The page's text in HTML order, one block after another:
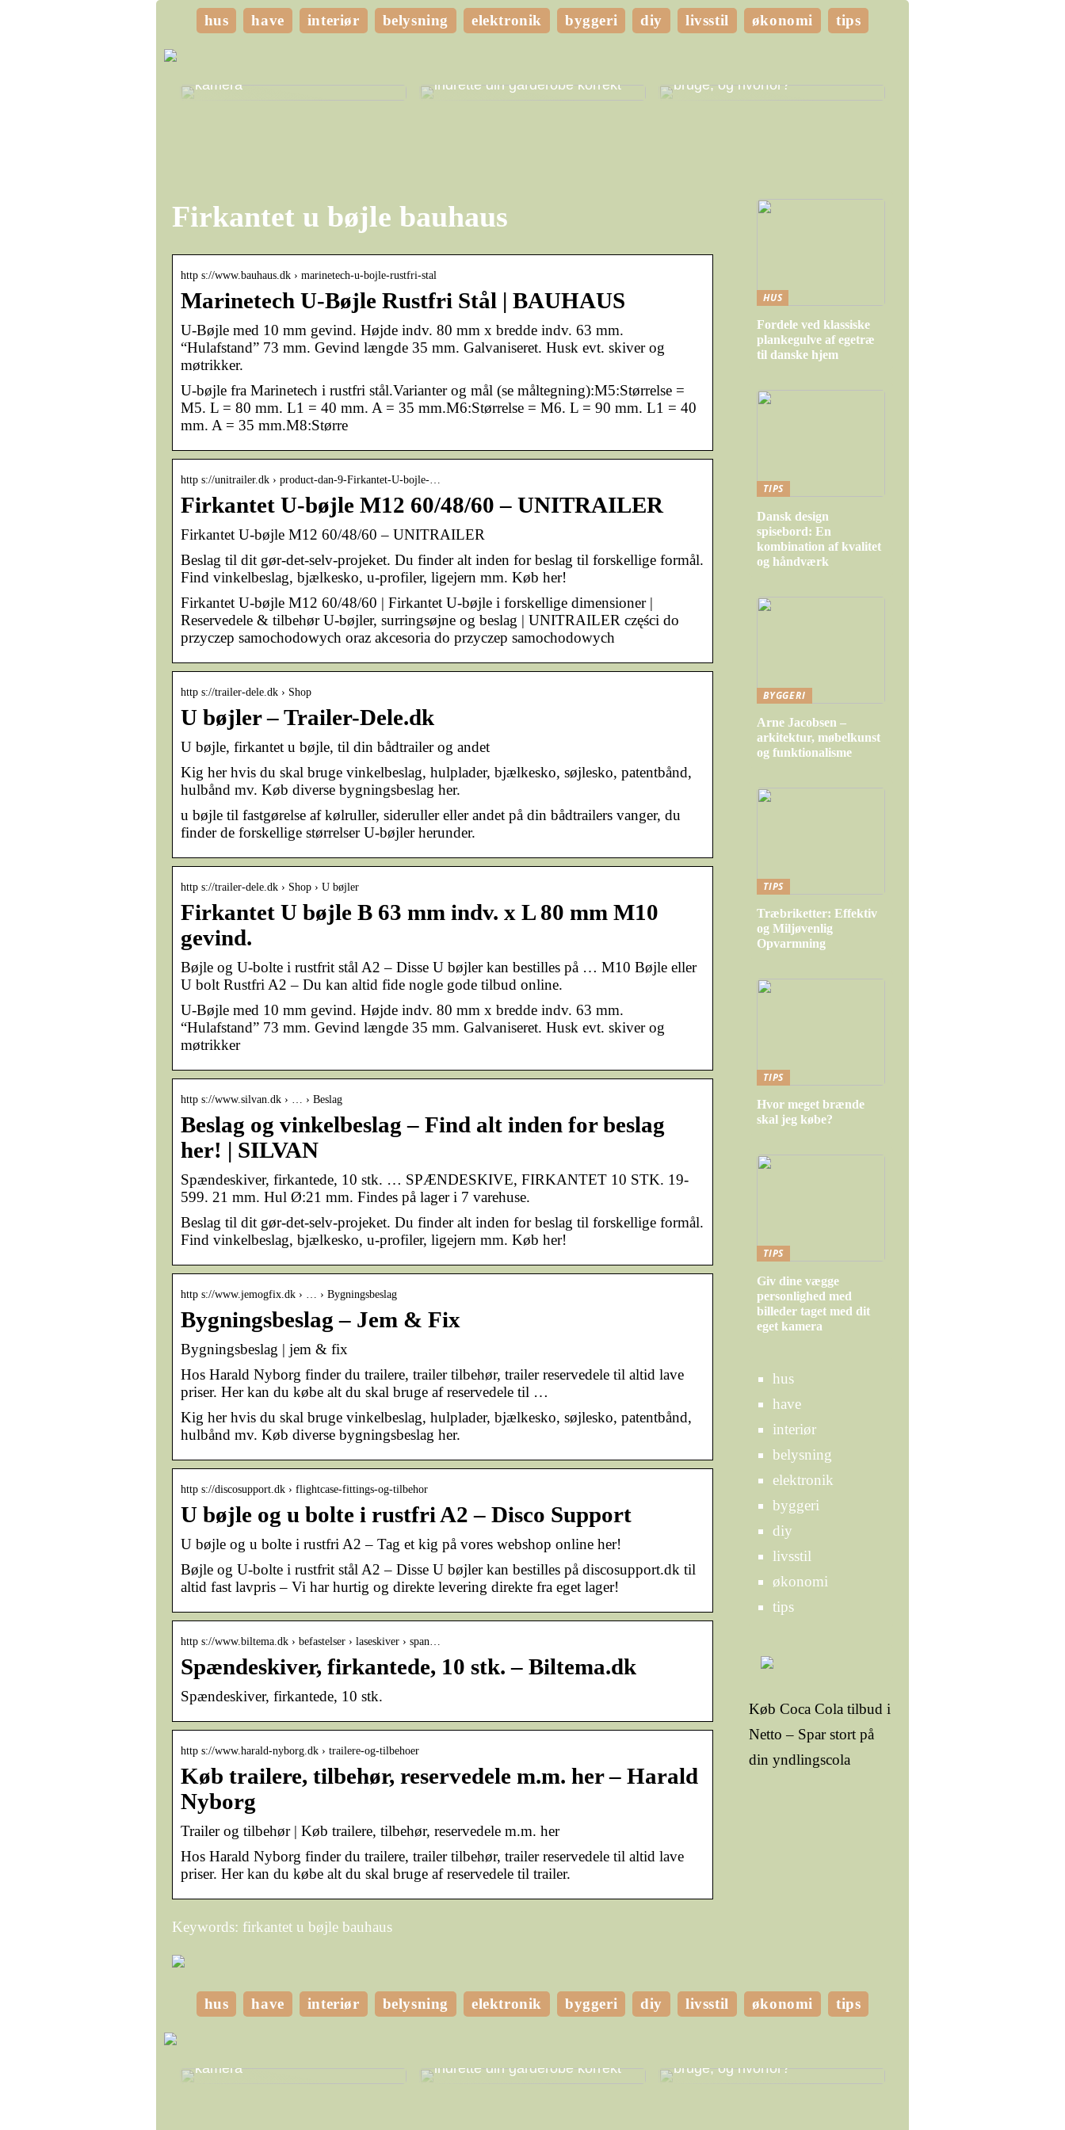
hus have interiør belysning elektronik byggeri diy livsstil økonomi tips
kamera
indrette din garderobe korrekt
bruge, og hvorfor?
Firkantet u bøjle bauhaus
http s://www.bauhaus.dk › marinetech-u-bojle-rustfri-stal
Marinetech U-Bøjle Rustfri Stål | BAUHAUS
U-Bøjle med 10 mm gevind. Højde indv. 80 mm x bredde indv. 63 mm.
“Hulafstand” 73 mm. Gevind længde 35 mm. Galvaniseret. Husk evt. skiver og
møtrikker.
U-bøjle fra Marinetech i rustfri stål.Varianter og mål (se måltegning):M5:Størrelse =
M5. L = 80 mm. L1 = 40 mm. A = 35 mm.M6:Størrelse = M6. L = 90 mm. L1 = 40
mm. A = 35 mm.M8:Større
http s://unitrailer.dk › product-dan-9-Firkantet-U-bojle-…
Firkantet U-bøjle M12 60/48/60 – UNITRAILER
Firkantet U-bøjle M12 60/48/60 – UNITRAILER
Beslag til dit gør-det-selv-projeket. Du finder alt inden for beslag til forskellige formål.
Find vinkelbeslag, bjælkesko, u-profiler, ligejern mm. Køb her!
Firkantet U-bøjle M12 60/48/60 | Firkantet U-bøjle i forskellige dimensioner |
Reservedele & tilbehør U-bøjler, surringsøjne og beslag | UNITRAILER części do
przyczep samochodowych oraz akcesoria do przyczep samochodowych
http s://trailer-dele.dk › Shop
U bøjler – Trailer-Dele.dk
U bøjle, firkantet u bøjle, til din bådtrailer og andet
Kig her hvis du skal bruge vinkelbeslag, hulplader, bjælkesko, søjlesko, patentbånd,
hulbånd mv. Køb diverse bygningsbeslag her.
u bøjle til fastgørelse af kølruller, sideruller eller andet på din bådtrailers vanger, du
finder de forskellige størrelser U-bøjler herunder.
http s://trailer-dele.dk › Shop › U bøjler
Firkantet U bøjle B 63 mm indv. x L 80 mm M10
gevind.
Bøjle og U-bolte i rustfrit stål A2 – Disse U bøjler kan bestilles på … M10 Bøjle eller
U bolt Rustfri A2 – Du kan altid fide nogle gode tilbud online.
U-Bøjle med 10 mm gevind. Højde indv. 80 mm x bredde indv. 63 mm.
“Hulafstand” 73 mm. Gevind længde 35 mm. Galvaniseret. Husk evt. skiver og
møtrikker
http s://www.silvan.dk › … › Beslag
Beslag og vinkelbeslag – Find alt inden for beslag
her! | SILVAN
Spændeskiver, firkantede, 10 stk. … SPÆNDESKIVE, FIRKANTET 10 STK. 19-
599. 21 mm. Hul Ø:21 mm. Findes på lager i 7 varehuse.
Beslag til dit gør-det-selv-projeket. Du finder alt inden for beslag til forskellige formål.
Find vinkelbeslag, bjælkesko, u-profiler, ligejern mm. Køb her!
http s://www.jemogfix.dk › … › Bygningsbeslag
Bygningsbeslag – Jem & Fix
Bygningsbeslag | jem & fix
Hos Harald Nyborg finder du trailere, trailer tilbehør, trailer reservedele til altid lave
priser. Her kan du købe alt du skal bruge af reservedele til …
Kig her hvis du skal bruge vinkelbeslag, hulplader, bjælkesko, søjlesko, patentbånd,
hulbånd mv. Køb diverse bygningsbeslag her.
http s://discosupport.dk › flightcase-fittings-og-tilbehor
U bøjle og u bolte i rustfri A2 – Disco Support
U bøjle og u bolte i rustfri A2 – Tag et kig på vores webshop online her!
Bøjle og U-bolte i rustfrit stål A2 – Disse U bøjler kan bestilles på discosupport.dk til
altid fast lavpris – Vi har hurtig og direkte levering direkte fra eget lager!
http s://www.biltema.dk › befastelser › laseskiver › span…
Spændeskiver, firkantede, 10 stk. – Biltema.dk
Spændeskiver, firkantede, 10 stk.
http s://www.harald-nyborg.dk › trailere-og-tilbehoer
Køb trailere, tilbehør, reservedele m.m. her – Harald
Nyborg
Trailer og tilbehør | Køb trailere, tilbehør, reservedele m.m. her
Hos Harald Nyborg finder du trailere, trailer tilbehør, trailer reservedele til altid lave
priser. Her kan du købe alt du skal bruge af reservedele til trailer.
Keywords: firkantet u bøjle bauhaus
HUS
Fordele ved klassiske
plankegulve af egetræ
til danske hjem
TIPS
Dansk design
spisebord: En
kombination af kvalitet
og håndværk
BYGGERI
Arne Jacobsen –
arkitektur, møbelkunst
og funktionalisme
TIPS
Træbriketter: Effektiv
og Miljøvenlig
Opvarmning
TIPS
Hvor meget brænde
skal jeg købe?
TIPS
Giv dine vægge
personlighed med
billeder taget med dit
eget kamera
hus
have
interiør
belysning
elektronik
byggeri
diy
livsstil
økonomi
tips
Køb Coca Cola tilbud i
Netto – Spar stort på
din yndlingscola
hus have interiør belysning elektronik byggeri diy livsstil økonomi tips
kamera
indrette din garderobe korrekt
bruge, og hvorfor?